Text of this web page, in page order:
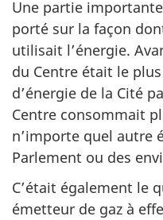
Une partie
porté sur la façon
utilisait l’énergie.
du Centre était le
d’énergie de la Cité
Centre consommait
n’importe quel autre
Parlement ou des
C’était également le
émetteur de gaz à